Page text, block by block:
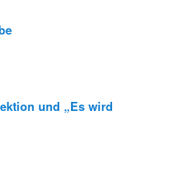
und „Es wird